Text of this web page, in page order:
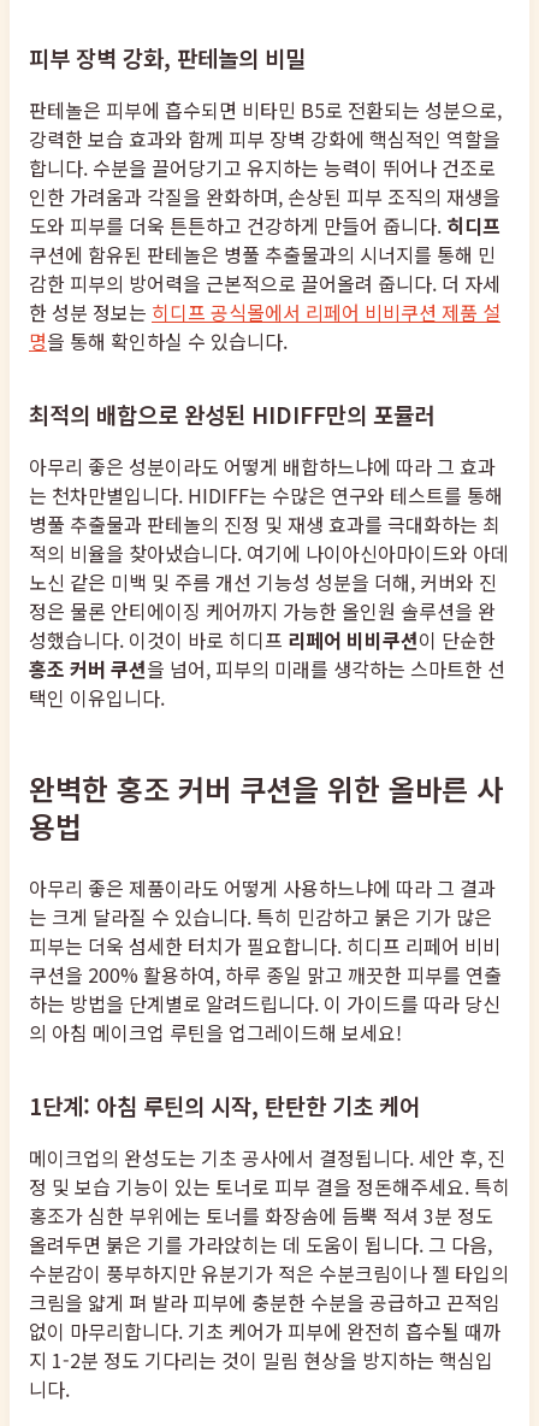
피부 장벽 강화, 판테놀의 비밀
판테놀은 피부에 흡수되면 비타민 B5로 전환되는 성분으로,
강력한 보습 효과와 함께 피부 장벽 강화에 핵심적인 역할을
합니다. 수분을 끌어당기고 유지하는 능력이 뛰어나 건조로
인한 가려움과 각질을 완화하며, 손상된 피부 조직의 재생을
도와 피부를 더욱 튼튼하고 건강하게 만들어 줍니다. 히디프
쿠션에 함유된 판테놀은 병풀 추출물과의 시너지를 통해 민
감한 피부의 방어력을 근본적으로 끌어올려 줍니다. 더 자세
한 성분 정보는 히디프 공식몰에서 리페어 비비쿠션 제품 설
명을 통해 확인하실 수 있습니다.
최적의 배합으로 완성된 HIDIFF만의 포뮬러
아무리 좋은 성분이라도 어떻게 배합하느냐에 따라 그 효과
는 천차만별입니다. HIDIFF는 수많은 연구와 테스트를 통해
병풀 추출물과 판테놀의 진정 및 재생 효과를 극대화하는 최
적의 비율을 찾아냈습니다. 여기에 나이아신아마이드와 아데
노신 같은 미백 및 주름 개선 기능성 성분을 더해, 커버와 진
정은 물론 안티에이징 케어까지 가능한 올인원 솔루션을 완
성했습니다. 이것이 바로 히디프 리페어 비비쿠션이 단순한
홍조 커버 쿠션을 넘어, 피부의 미래를 생각하는 스마트한 선
택인 이유입니다.
완벽한 홍조 커버 쿠션을 위한 올바른 사
용법
아무리 좋은 제품이라도 어떻게 사용하느냐에 따라 그 결과
는 크게 달라질 수 있습니다. 특히 민감하고 붉은 기가 많은
피부는 더욱 섬세한 터치가 필요합니다. 히디프 리페어 비비
쿠션을 200% 활용하여, 하루 종일 맑고 깨끗한 피부를 연출
하는 방법을 단계별로 알려드립니다. 이 가이드를 따라 당신
의 아침 메이크업 루틴을 업그레이드해 보세요!
1단계: 아침 루틴의 시작, 탄탄한 기초 케어
메이크업의 완성도는 기초 공사에서 결정됩니다. 세안 후, 진
정 및 보습 기능이 있는 토너로 피부 결을 정돈해주세요. 특히
홍조가 심한 부위에는 토너를 화장솜에 듬뿍 적셔 3분 정도
올려두면 붉은 기를 가라앉히는 데 도움이 됩니다. 그 다음,
수분감이 풍부하지만 유분기가 적은 수분크림이나 젤 타입의
크림을 얇게 펴 발라 피부에 충분한 수분을 공급하고 끈적임
없이 마무리합니다. 기초 케어가 피부에 완전히 흡수될 때까
지 1-2분 정도 기다리는 것이 밀림 현상을 방지하는 핵심입
니다.